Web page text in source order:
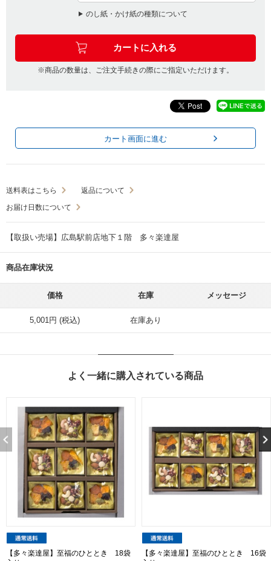
のし紙・かけ紙の種類について
※商品の数量は、ご注文手続きの際にご指定いただけます。
カート画面に進む
送料表はこちら
返品について
お届け日数について
【取扱い売場】広島駅前店地下１階 多々楽達屋
商品在庫状況
価格 在庫 メッセージ
5,001円 (税込) 在庫あり
よく一緒に購入されている商品
【多々楽達屋】至福のひととき 18袋
【多々楽達屋】至福のひととき 16袋